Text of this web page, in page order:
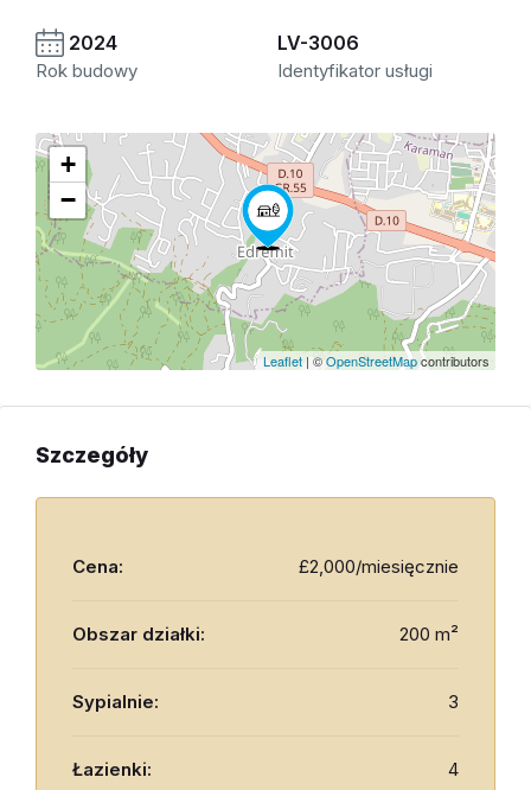
2024
Rok budowy
LV-3006
Identyfikator usługi
+
−
Leaflet | ©OpenStreetMapcontributors
Szczegóły
Cena: £2,000/miesięcznie
Obszar działki: 200 m²
Sypialnie: 3
Łazienki: 4